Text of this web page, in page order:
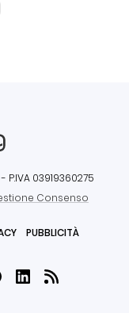
- P.IVA 03919360275
Consenso
PUBBLICITÀ